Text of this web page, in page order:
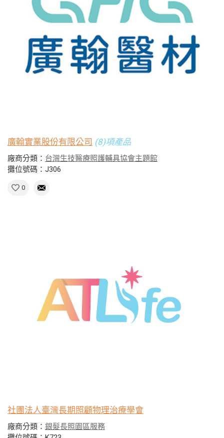
廣翰實業股份有限公司 (8)項產品
廠商分類： 台灣生技醫療照護輔具協會主題館
攤位號碼：J306
0
社團法人臺灣長期照顧物理治療學會
廠商分類： 銀髮長照園區服務